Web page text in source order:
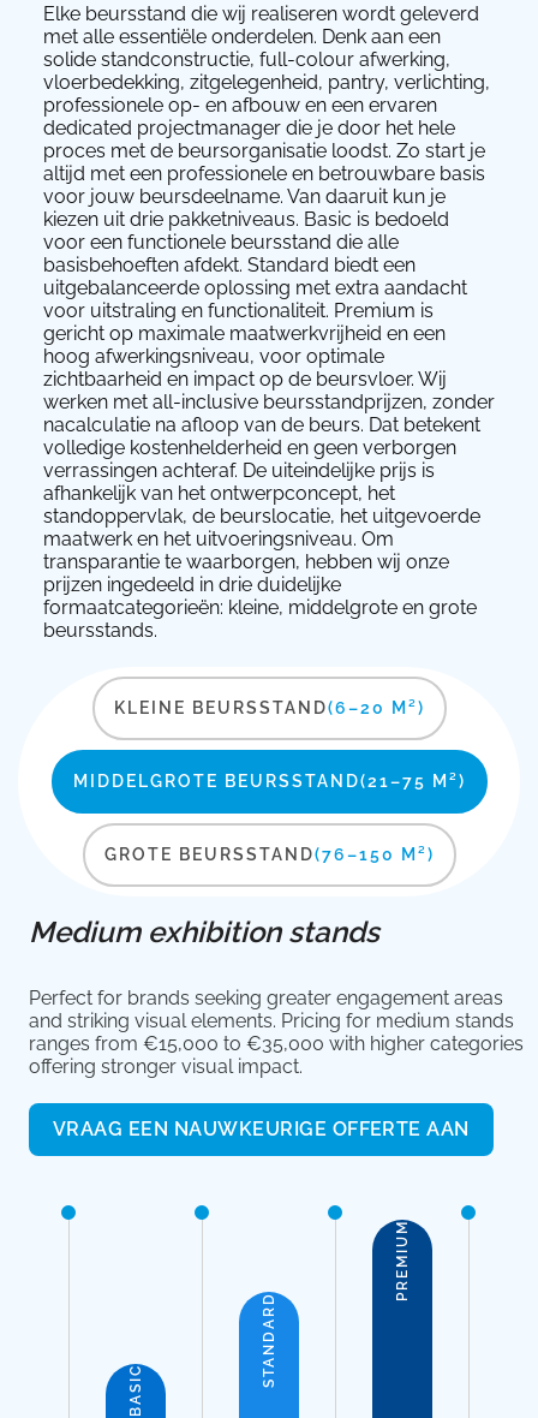
Elke beursstand die wij realiseren wordt geleverd
met alle essentiële onderdelen. Denk aan een
solide standconstructie, full-colour afwerking,
vloerbedekking, zitgelegenheid, pantry, verlichting,
professionele op- en afbouw en een ervaren
dedicated projectmanager die je door het hele
proces met de beursorganisatie loodst. Zo start je
altijd met een professionele en betrouwbare basis
voor jouw beursdeelname. Van daaruit kun je
kiezen uit drie pakketniveaus. Basic is bedoeld
voor een functionele beursstand die alle
basisbehoeften afdekt. Standard biedt een
uitgebalanceerde oplossing met extra aandacht
voor uitstraling en functionaliteit. Premium is
gericht op maximale maatwerkvrijheid en een
hoog afwerkingsniveau, voor optimale
zichtbaarheid en impact op de beursvloer. Wij
werken met all-inclusive beursstandprijzen, zonder
nacalculatie na afloop van de beurs. Dat betekent
volledige kostenhelderheid en geen verborgen
verrassingen achteraf. De uiteindelijke prijs is
afhankelijk van het ontwerpconcept, het
standoppervlak, de beurslocatie, het uitgevoerde
maatwerk en het uitvoeringsniveau. Om
transparantie te waarborgen, hebben wij onze
prijzen ingedeeld in drie duidelijke
formaatcategorieën: kleine, middelgrote en grote
beursstands.
KLEINE BEURSSTAND(6–20 M²)
MIDDELGROTE BEURSSTAND(21–75 M²)
GROTE BEURSSTAND(76–150 M²)
Medium exhibition stands
Perfect for brands seeking greater engagement areas
and striking visual elements. Pricing for medium stands
ranges from €15,000 to €35,000 with higher categories
offering stronger visual impact.
VRAAG EEN NAUWKEURIGE OFFERTE AAN
BASIC
STANDARD
PREMIUM